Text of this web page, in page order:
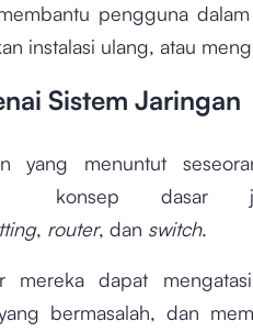
pengguna dalam
instalasi ulang, atau
Sistem Jaringan
yang menuntut
konsep dasar
, router, dan switch.
dapat
bermasalah, dan